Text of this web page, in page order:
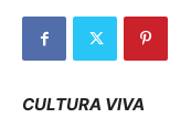
CULTURA VIVA